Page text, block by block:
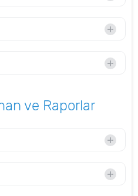
ve Raporlar